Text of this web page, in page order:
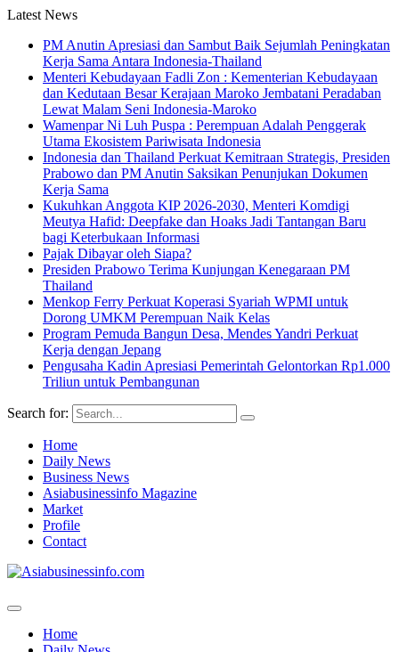
Latest News
PM Anutin Apresiasi dan Sambut Baik Sejumlah Peningkatan
Kerja Sama Antara Indonesia-Thailand
Menteri Kebudayaan Fadli Zon : Kementerian Kebudayaan
dan Kedutaan Besar Kerajaan Maroko Jembatani Peradaban
Lewat Malam Seni Indonesia-Maroko
Wamenpar Ni Luh Puspa : Perempuan Adalah Penggerak
Utama Ekosistem Pariwisata Indonesia
Indonesia dan Thailand Perkuat Kemitraan Strategis, Presiden
Prabowo dan PM Anutin Saksikan Penunjukan Dokumen
Kerja Sama
Kukuhkan Anggota KIP 2026-2030, Menteri Komdigi
Meutya Hafid: Deepfake dan Hoaks Jadi Tantangan Baru
bagi Keterbukaan Informasi
Pajak Dibayar oleh Siapa?
Presiden Prabowo Terima Kunjungan Kenegaraan PM
Thailand
Menkop Ferry Perkuat Koperasi Syariah WPMI untuk
Dorong UMKM Perempuan Naik Kelas
Program Pemuda Bangun Desa, Mendes Yandri Perkuat
Kerja dengan Jepang
Pengusaha Kadin Apresiasi Pemerintah Gelontorkan Rp1.000
Triliun untuk Pembangunan
Search for:
Home
Daily News
Business News
Asiabusinessinfo Magazine
Market
Profile
Contact
Home